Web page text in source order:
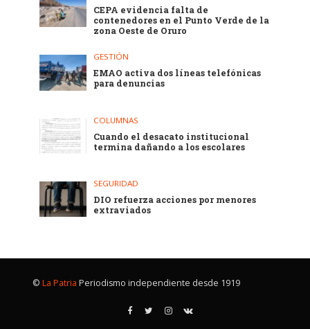
CEPA evidencia falta de
contenedores en el Punto Verde de la
zona Oeste de Oruro
GESTIÓN
EMAO activa dos líneas telefónicas
para denuncias
COLUMNAS
Cuando el desacato institucional
termina dañando a los escolares
SEGURIDAD
DIO refuerza acciones por menores
extraviados
© La Patria Periodismo independiente desde 1919